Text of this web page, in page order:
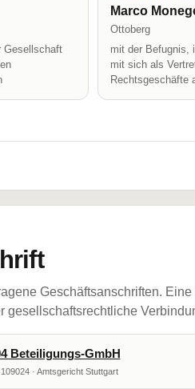
Gesellschaft
Marco
Ottoberg
mit der Befugnis,
mit sich als
Rechtsgeschäfte
Geschäftsanschriften. Eine
gesellschaftsrechtliche
Beteiligungs-GmbH
· Amtsgericht Stuttgart